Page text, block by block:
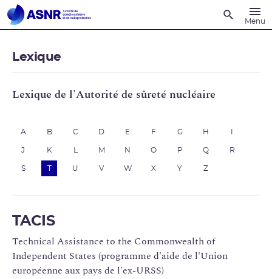
Menu
Lexique
Lexique de l'Autorité de sûreté nucléaire
A B C D E F G H
J K M N O P Q R
S U V W X Y Z
TACIS
Technical Assistance to the Commonwealth of
Independent States (programme d'aide de l'Union
européenne aux pays de l'ex-URSS)